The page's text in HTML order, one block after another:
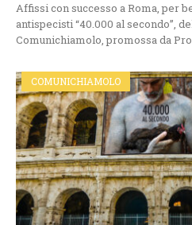
Affissi con successo a Roma, per
antispecisti “40.000 al secondo”,
Comunichiamolo, promossa da
COMUNICHIAMOLO